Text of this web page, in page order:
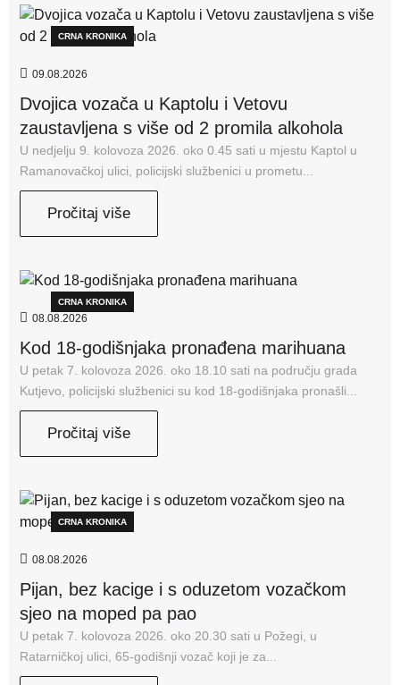
CRNA KRONIKA
09.08.2026
Dvojica vozača u Kaptolu i Vetovu
zaustavljena s više od 2 promila alkohola
U nedjelju 9. kolovoza 2026. oko 0.45 sati u mjestu Kaptol u
Ramanovačkoj ulici, policijski službenici u prometu...
Pročitaj više
CRNA KRONIKA
08.08.2026
Kod 18-godišnjaka pronađena marihuana
U petak 7. kolovoza 2026. oko 18.10 sati na području grada
Kutjevo, policijski službenici su kod 18-godišnjaka pronašli...
Pročitaj više
CRNA KRONIKA
08.08.2026
Pijan, bez kacige i s oduzetom vozačkom
sjeo na moped pa pao
U petak 7. kolovoza 2026. oko 20.30 sati u Požegi, u
Ratarničkoj ulici, 65-godišnji vozač koji je za...